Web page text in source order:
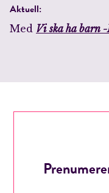
Aktuell:
Med Vi ska ha barn